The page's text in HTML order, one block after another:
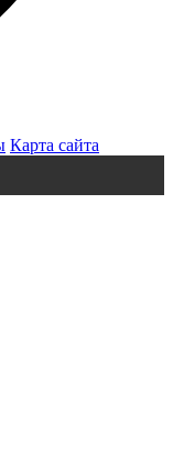
Карта сайта